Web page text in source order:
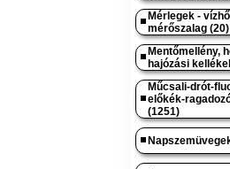
Mérlegek -
mérőszalag (20)
Mentőmellény,
hajózási
Műcsali-drót-
előkék-
(1251)